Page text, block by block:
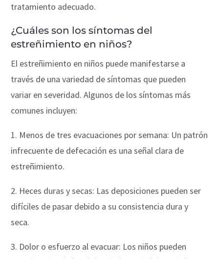
tratamiento adecuado.
¿Cuáles son los síntomas del
estreñimiento en niños?
El estreñimiento en niños puede manifestarse a
través de una variedad de síntomas que pueden
variar en severidad. Algunos de los síntomas más
comunes incluyen:
1. Menos de tres evacuaciones por semana: Un patrón
infrecuente de defecación es una señal clara de
estreñimiento.
2. Heces duras y secas: Las deposiciones pueden ser
difíciles de pasar debido a su consistencia dura y
seca.
3. Dolor o esfuerzo al evacuar: Los niños pueden